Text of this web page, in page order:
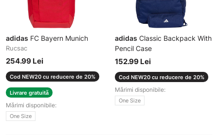
adidas FC Bayern Munich
Rucsac
254.99 Lei
Cod NEW20 cu reducere de 20%
Livrare gratuită
Mărimi disponibile:
One Size
adidas Classic Backpack With
Pencil Case
Rucsac
152.99 Lei
Cod NEW20 cu reducere de 20%
Mărimi disponibile:
One Size